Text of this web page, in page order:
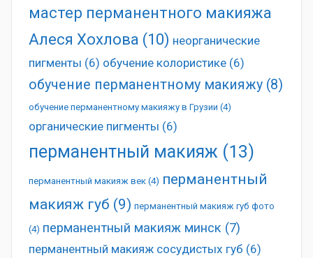
мастер перманентного макияжа
Алеся Хохлова (10) неорганические
пигменты (6) обучение колористике (6)
обучение перманентному макияжу (8)
обучение перманентному макияжу в Грузии (4)
органические пигменты (6)
перманентный макияж (13)
перманентный макияж век (4) перманентный
макияж губ (9) перманентный макияж губ фото
(4) перманентный макияж минск (7)
перманентный макияж сосудистых губ (6)